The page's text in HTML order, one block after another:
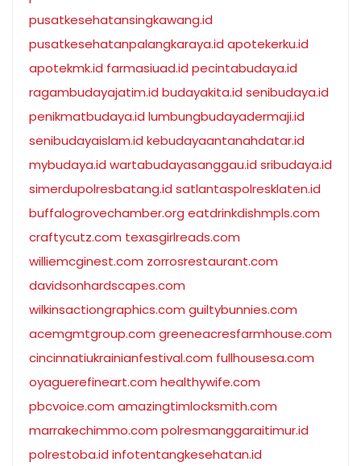
pusatkesehatansingkawang.id
pusatkesehatanpalangkaraya.id apotekerku.id
apotekmk.id farmasiuad.id pecintabudaya.id
ragambudayajatim.id budayakita.id senibudaya.id
penikmatbudaya.id lumbungbudayadermaji.id
senibudayaislam.id kebudayaantanahdatar.id
mybudaya.id wartabudayasanggau.id sribudaya.id
simerdupolresbatang.id satlantaspolresklaten.id
buffalogrovechamber.org eatdrinkdishmpls.com
craftycutz.com texasgirlreads.com
williemcginest.com zorrosrestaurant.com
davidsonhardscapes.com
wilkinsactiongraphics.com guiltybunnies.com
acemgmtgroup.com greeneacresfarmhouse.com
cincinnatiukrainianfestival.com fullhousesa.com
oyaguerefineart.com healthywife.com
pbcvoice.com amazingtimlocksmith.com
marrakechimmo.com polresmanggaraitimur.id
polrestoba.id infotentangkesehatan.id